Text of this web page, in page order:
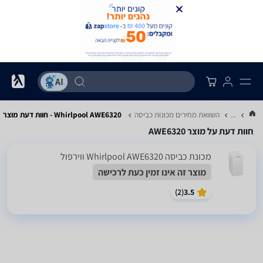
... השוואת מחירים מכונות כביסה Whirlpool AWE6320 - חוות דעת מוצר
חוות דעת על מוצר AWE6320
מכונת כביסה Whirlpool AWE6320 ווירפול
מוצר זה אינו זמין כעת לרכישה
3.5
(
2
)